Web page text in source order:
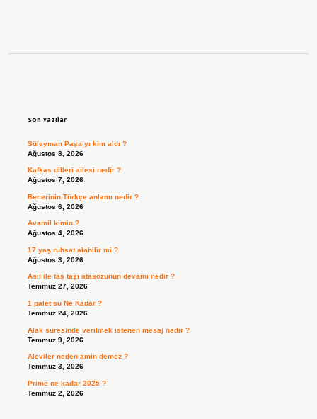
Son Yazılar
Süleyman Paşa’yı kim aldı ?
Ağustos 8, 2026
Kafkas dilleri ailesi nedir ?
Ağustos 7, 2026
Becerinin Türkçe anlamı nedir ?
Ağustos 6, 2026
Avamil kimin ?
Ağustos 4, 2026
17 yaş ruhsat alabilir mi ?
Ağustos 3, 2026
Asil ile taş taşı atasözünün devamı nedir ?
Temmuz 27, 2026
1 palet su Ne Kadar ?
Temmuz 24, 2026
Alak suresinde verilmek istenen mesaj nedir ?
Temmuz 9, 2026
Aleviler neden amin demez ?
Temmuz 3, 2026
Prime ne kadar 2025 ?
Temmuz 2, 2026